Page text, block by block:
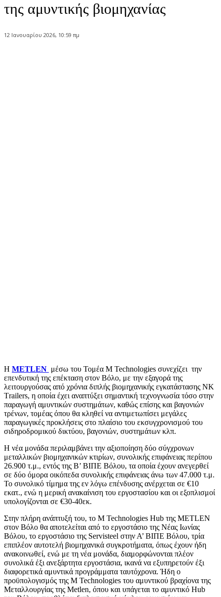
της αμυντικής βιομηχανίας
12 Ιανουαρίου 2026, 10:59 πμ
Η METLEN μέσω του Τομέα M Technologies συνεχίζει την
επενδυτική της επέκταση στον Βόλο, με την εξαγορά της
λειτουργούσας από χρόνια διπλής βιομηχανικής εγκατάστασης ΝΚ
Τrailers, η οποία έχει αναπτύξει σημαντική τεχνογνωσία τόσο στην
παραγωγή αμυντικών συστημάτων, καθώς επίσης και βαγονιών
τρένων, τομέας όπου θα κληθεί να αντιμετωπίσει μεγάλες
παραγωγικές προκλήσεις στο πλαίσιο του εκσυγχρονισμού του
σιδηροδρομικού δικτύου, βαγονιών, συστημάτων κλπ.
Η νέα μονάδα περιλαμβάνει την αξιοποίηση δύο σύγχρονων
μεταλλικών βιομηχανικών κτιρίων, συνολικής επιφάνειας περίπου
26.900 τ.μ., εντός της Β’ ΒΙΠΕ Βόλου, τα οποία έχουν ανεγερθεί
σε δύο όμορα οικόπεδα συνολικής επιφάνειας άνω των 47.000 τ.μ.
Το συνολικό τίμημα της εν λόγω επένδυσης ανέρχεται σε €10
εκατ., ενώ η μερική ανακαίνιση του εργοστασίου και οι εξοπλισμοί
υπολογίζονται σε €30-40εκ.
Στην πλήρη ανάπτυξή του, το M Technologies Hub της METLEN
στον Βόλο θα αποτελείται από το εργοστάσιο της Νέας Ιωνίας
Βόλου, το εργοστάσιο της Servisteel στην Α’ ΒΙΠΕ Βόλου, τρία
επιπλέον αυτοτελή βιομηχανικά συγκροτήματα, όπως έχουν ήδη
ανακοινωθεί, ενώ με τη νέα μονάδα, διαμορφώνονται πλέον
συνολικά έξι ανεξάρτητα εργοστάσια, ικανά να εξυπηρετούν έξι
διαφορετικά αμυντικά προγράμματα ταυτόχρονα. Ήδη ο
προϋπολογισμός της M Technologies του αμυντικού βραχίονα της
Μεταλλουργίας της Metlen, όπου και υπάγεται το αμυντικό Hub